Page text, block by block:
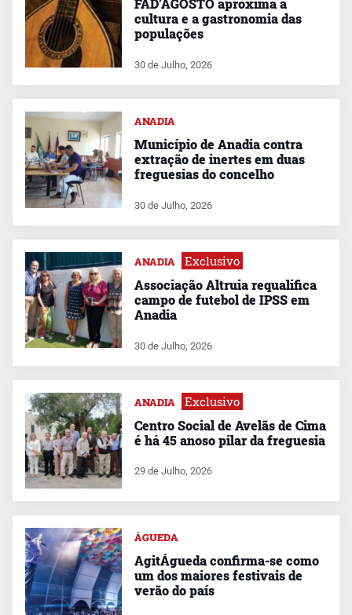
FAD’AGOSTO aproxima a
cultura e a gastronomia das
populações
30 de Julho, 2026
ANADIA
Município de Anadia contra
extração de inertes em duas
freguesias do concelho
30 de Julho, 2026
ANADIA Exclusivo
Associação Altruia requalifica
campo de futebol de IPSS em
Anadia
30 de Julho, 2026
ANADIA Exclusivo
Centro Social de Avelãs de Cima
é há 45 anoso pilar da freguesia
29 de Julho, 2026
ÁGUEDA
AgitÁgueda confirma-se como
um dos maiores festivais de
verão do país